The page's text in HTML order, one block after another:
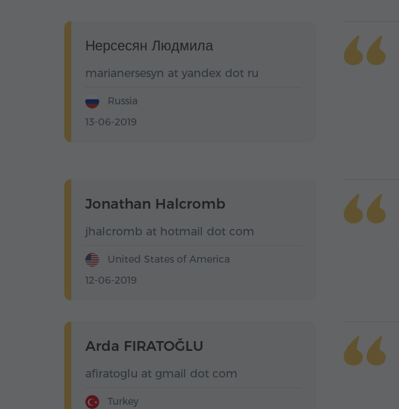
Нерсесян Людмила
marianersesyn at yandex dot ru
Russia
13-06-2019
Jonathan Halcromb
jhalcromb at hotmail dot com
United States of America
12-06-2019
Arda FIRATOĞLU
afiratoglu at gmail dot com
Turkey